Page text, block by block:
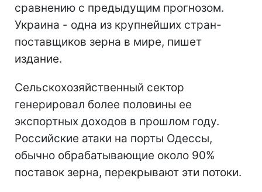
сравнению с предыдущим прогнозом.
Украина - одна из крупнейших стран-
поставщиков зерна в мире, пишет
издание.
Сельскохозяйственный сектор
генерировал более половины ее
экспортных доходов в прошлом году.
Российские атаки на порты Одессы,
обычно обрабатывающие около 90%
поставок зерна, перекрывают эти потоки.